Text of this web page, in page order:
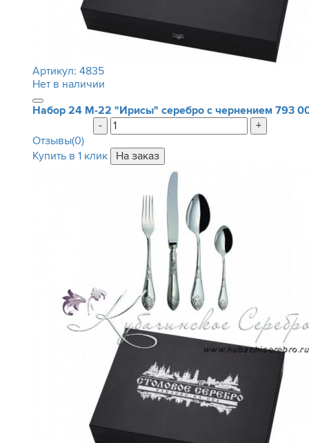
Артикул:4835
Нет в наличии
Набор 24 М-22 "Ирисы" серебро с чернением793
-
+
Отзывы(0)
Купить в 1 клик